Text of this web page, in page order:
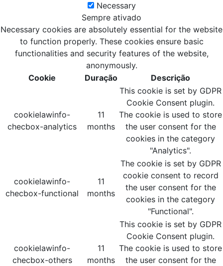
Necessary
Sempre ativado
Necessary cookies are absolutely essential for the website
to function properly. These cookies ensure basic
functionalities and security features of the website,
anonymously.
Cookie
Duração Descrição
cookielawinfo-
checbox-analytics
11
months
This cookie is set by GDPR
Cookie Consent plugin.
The cookie is used to store
the user consent for the
cookies in the category
"Analytics".
cookielawinfo-
checbox-functional
11
months
The cookie is set by GDPR
cookie consent to record
the user consent for the
cookies in the category
"Functional".
cookielawinfo-
checbox-others
11
months
This cookie is set by GDPR
Cookie Consent plugin.
The cookie is used to store
the user consent for the